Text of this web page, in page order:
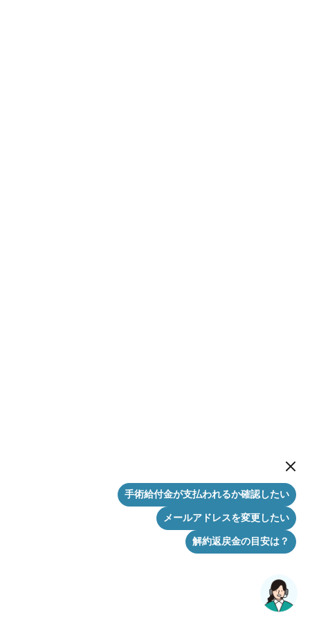
New
手術給付金が支払われるか確認したい
メールアドレスを変更したい
解約返戻金の目安は？